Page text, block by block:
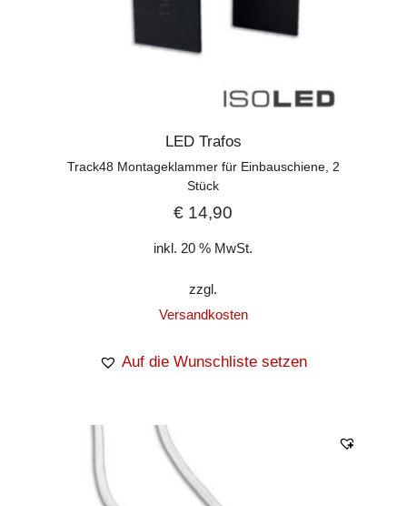
LED Trafos
Track48 Montageklammer für Einbauschiene, 2
Stück
€ 14,90
inkl. 20 % MwSt.
zzgl.
Versandkosten
Auf die Wunschliste setzen